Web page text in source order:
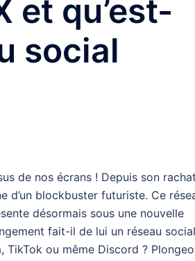
et qu’est-
social
de nos écrans ! Depuis son
d’un blockbuster futuriste. Ce
désormais sous une nouvelle
fait-il de lui un réseau social
TikTok ou même Discord ?